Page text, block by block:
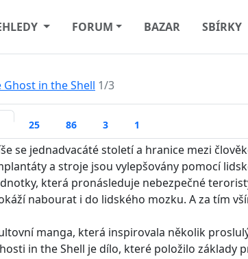
FORUM BAZAR SBÍRKY
Ghost in the Shell 1/3
25 86 3 1
se jednadvacáté století a hranice mezi
a stroje jsou vylepšovány pomocí
která pronásleduje nebezpečné
nabourat i do lidského mozku. A za tím
manga, která inspirovala několik
in the Shell je dílo, které položilo základy